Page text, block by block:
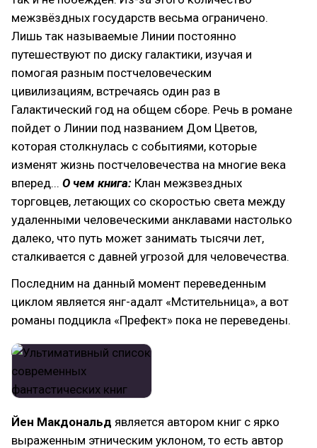
межзвёздных государств весьма ограничено.
Лишь так называемые Линии постоянно
путешествуют по диску галактики, изучая и
помогая разным постчеловеческим
цивилизациям, встречаясь один раз в
Галактический год на общем сборе. Речь в романе
пойдет о Линии под названием Дом Цветов,
которая столкнулась с событиями, которые
изменят жизнь постчеловечества на многие века
вперед... О чем книга: Клан межзвездных
торговцев, летающих со скоростью света между
удаленными человеческими анклавами настолько
далеко, что путь может занимать тысячи лет,
сталкивается с давней угрозой для человечества.
Последним на данный момент переведенным
циклом является янг-адалт «Мстительница», а вот
романы подцикла «Префект» пока не переведены.
Йен Макдональд является автором книг с ярко
выраженным этническим уклоном, то есть автор